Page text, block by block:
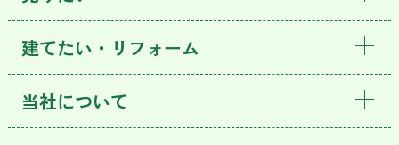
建てたい・リフォーム
当社について